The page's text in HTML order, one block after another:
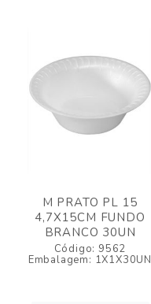
M PRATO PL 15
4,7X15CM FUNDO
BRANCO 30UN
Código: 9562
Embalagem: 1X1X30UN